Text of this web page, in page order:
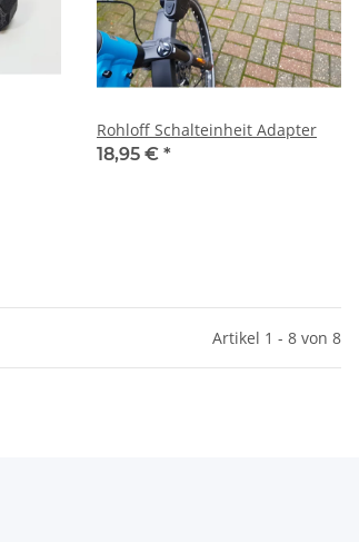
Rohloff Schalteinheit Adapter
18,95 € *
Artikel 1 - 8 von 8